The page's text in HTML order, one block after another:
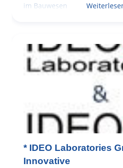
im Bauwesen
* IDEO Laboratories
Innovative